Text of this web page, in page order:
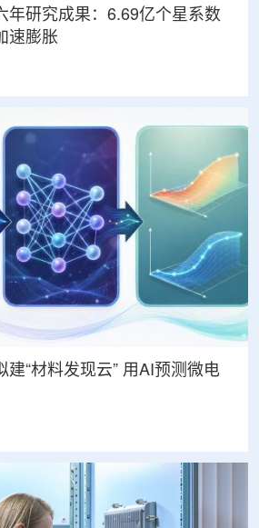
年研究成果：6.69亿个星系数
速膨胀
建“材料发现云” 用AI预测微电